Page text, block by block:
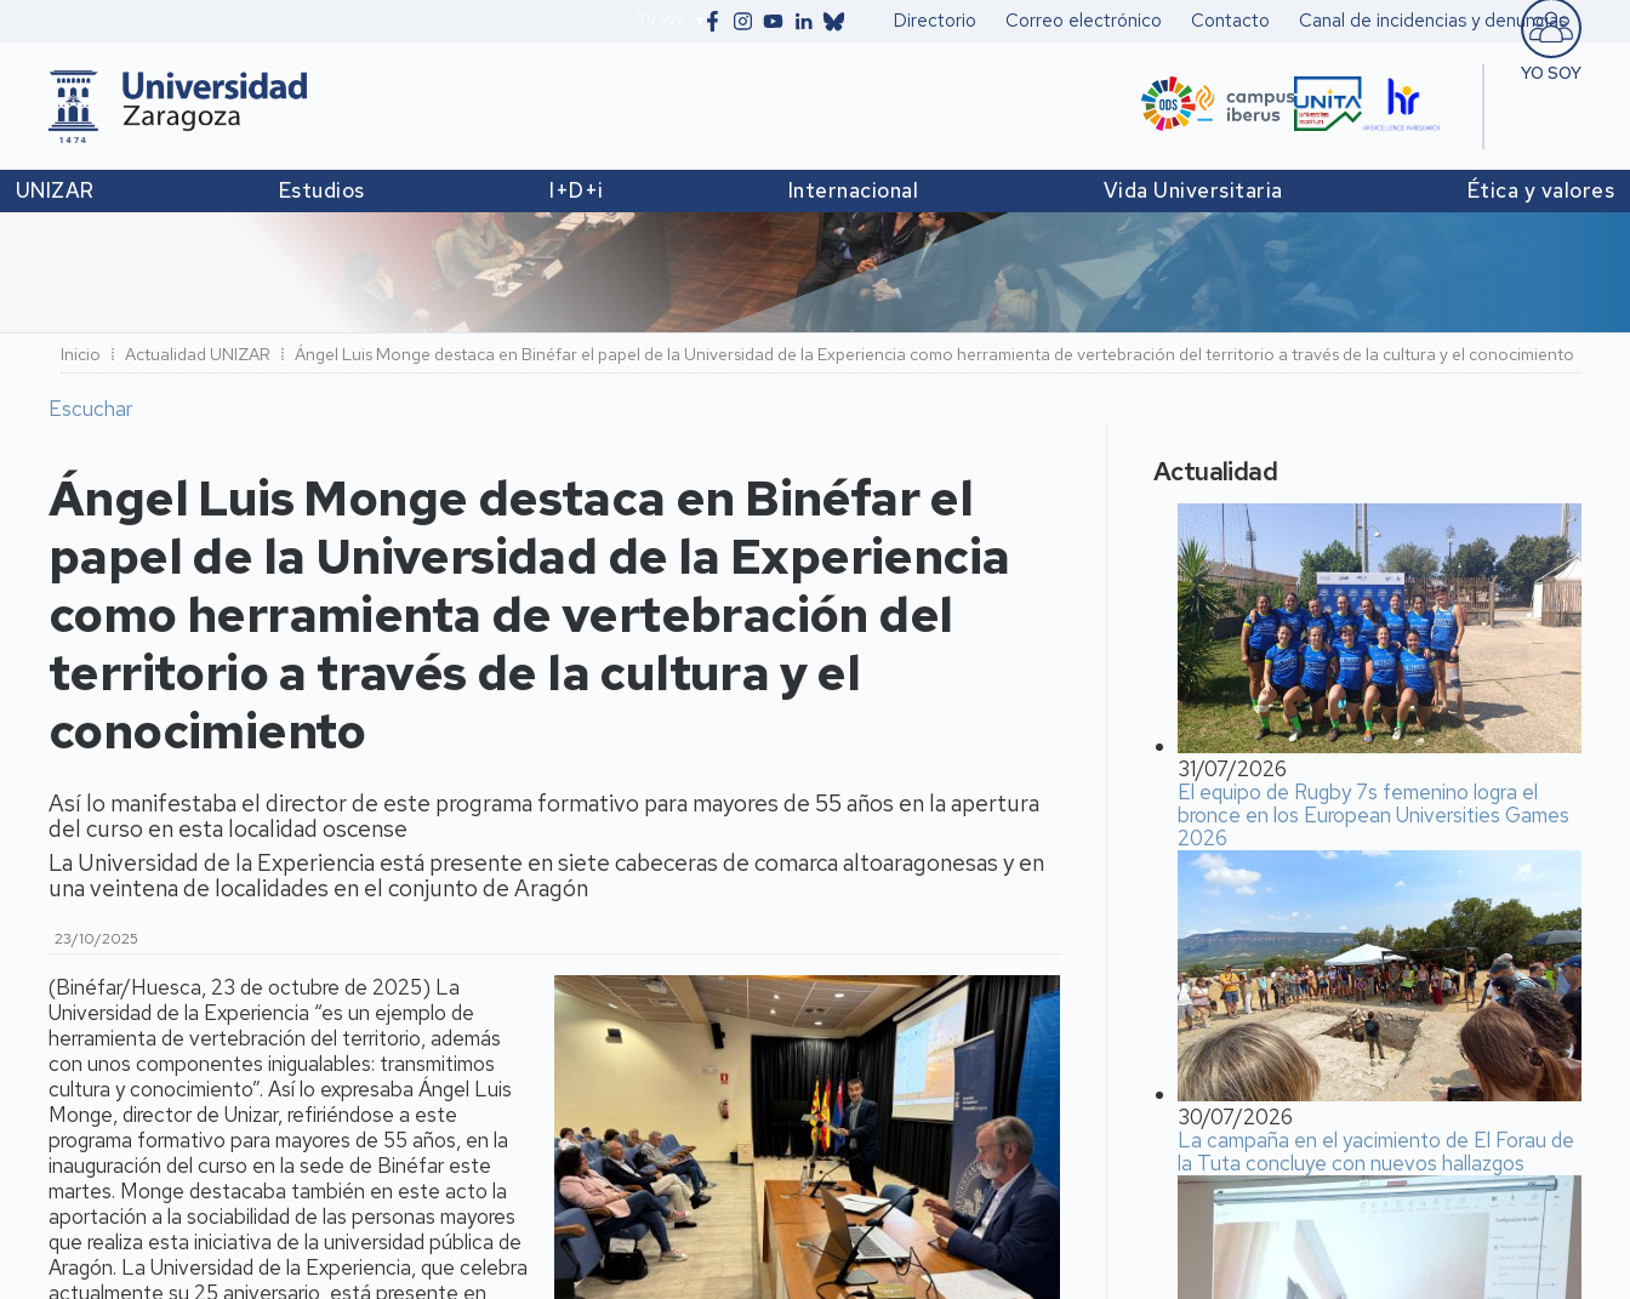
Secundario
Directorio Correo electrónico Contacto Canal de incidencias y denuncias
YO SOY
Pers.
UNIZAR Estudios I+D+i Internacional Vida Universitaria Ética y valores
Ruta
de
navegación
Inicio Actualidad UNIZAR Ángel Luis Monge destaca en Binéfar el papel de la Universidad de la Experiencia como herramienta de vertebración del territorio a través de la cultura y el conocimiento
Escuchar
Ángel Luis Monge destaca en Binéfar el
papel de la Universidad de la Experiencia
como herramienta de vertebración del
territorio a través de la cultura y el
conocimiento
Así lo manifestaba el director de este programa formativo para mayores de 55 años en la apertura
del curso en esta localidad oscense
La Universidad de la Experiencia está presente en siete cabeceras de comarca altoaragonesas y en
una veintena de localidades en el conjunto de Aragón
23/10/2025
(Binéfar/Huesca, 23 de octubre de 2025) La
Universidad de la Experiencia “es un ejemplo de
herramienta de vertebración del territorio, además
con unos componentes inigualables: transmitimos
cultura y conocimiento”. Así lo expresaba Ángel Luis
Monge, director de Unizar, refiriéndose a este
programa formativo para mayores de 55 años, en la
inauguración del curso en la sede de Binéfar este
martes. Monge destacaba también en este acto la
aportación a la sociabilidad de las personas mayores
que realiza esta iniciativa de la universidad pública de
Aragón. La Universidad de la Experiencia, que celebra
actualmente su 25 aniversario, está presente en
Actualidad
31/07/2026
El equipo de Rugby 7s femenino logra el
bronce en los European Universities Games
2026
30/07/2026
La campaña en el yacimiento de El Forau de
la Tuta concluye con nuevos hallazgos